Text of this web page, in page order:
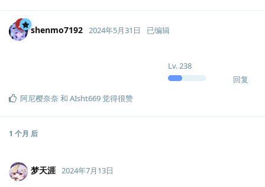
shenmo7192
Lv.238
2024年5月31日 已编辑
回复
阿尼樱奈奈 和 AIsht669觉得很赞
1 个月 后
梦天涯 2024年7月13日